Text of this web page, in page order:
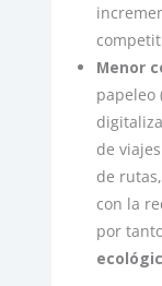
Menor
papeleo
de
de
con la
por